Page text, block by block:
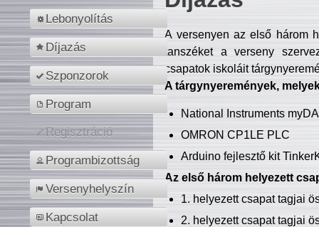
Lebonyolítás
Díjazás
Szponzorok
Program
Regisztráció
Programbizottság
Versenyhelyszín
Kapcsolat
A versenyen az első három
tanszéket a verseny
csapatok iskoláit
A tárgynyeremények,
National Instruments
OMRON CP1LE PLC
Arduino fejlesztő kit
Az első három helyezett
1. helyezett csapat tagjai
2. helyezett csapat tagjai